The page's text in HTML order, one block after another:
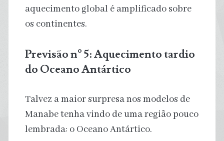
aquecimento global é amplificado sobre
os continentes.
Previsão nº 5: Aquecimento tardio
do Oceano Antártico
Talvez a maior surpresa nos modelos de
Manabe tenha vindo de uma região pouco
lembrada: o Oceano Antártico.